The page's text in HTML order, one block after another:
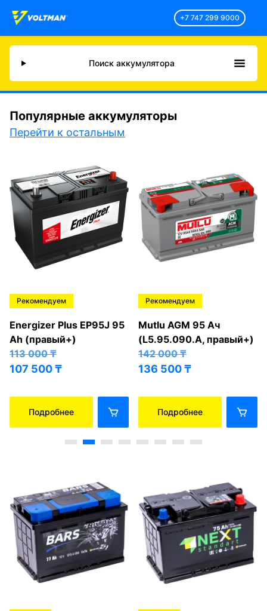
+7 747 299 9000
Поиск аккумулятора
Популярные аккумуляторы
Перейти к остальным
Рекомендуем
Energizer Plus EP95J 95
Ah (правый+)
113 000₸
107 500₸
Подробнее
Рекомендуем
Mutlu AGM 95 Ач
(L5.95.090.A, правый+)
142 000₸
136 500₸
Подробнее